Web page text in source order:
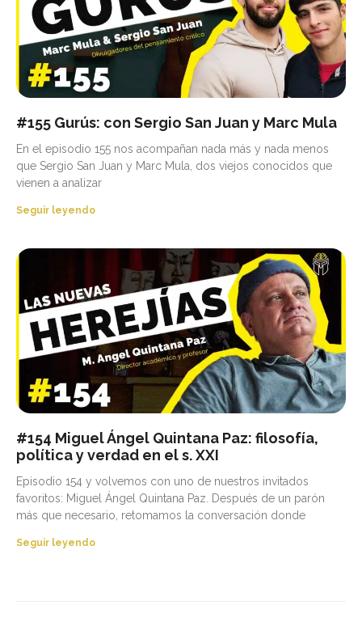
#155 Gurús: con Sergio San Juan y Marc Mula
En el episodio 155 nos acompañan nada más y nada menos
que Sergio San Juan y Marc Mula, dos viejos conocidos que
vienen a analizar
Seguir leyendo
#154 Miguel Ángel Quintana Paz: filosofía,
política y verdad en el s. XXI
Episodio 154 y volvemos con uno de nuestros invitados
favoritos: Miguel Ángel Quintana Paz. Después de un parón
más que necesario, retomamos la conversación donde
Seguir leyendo